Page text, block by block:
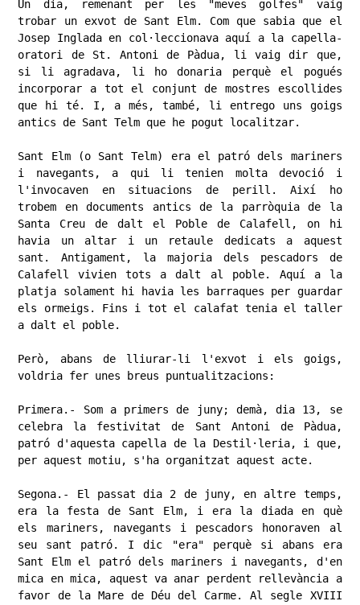
​Un dia, remenant per les "meves golfes" vaig
trobar un exvot de Sant Elm. Com que sabia que el
Josep Inglada en col·leccionava aquí a la capella-
oratori de St. Antoni de Pàdua, li vaig dir que,
si li agradava, li ho donaria perquè el pogués
incorporar a tot el conjunt de mostres escollides
que hi té. I, a més, també, li entrego uns goigs
antics de Sant Telm que he pogut localitzar.
​Sant Elm (o Sant Telm) era el patró dels mariners
i navegants, a qui li tenien molta devoció i
l'invocaven en situacions de perill. Així ho
trobem en documents antics de la parròquia de la
Santa Creu de dalt el Poble de Calafell, on hi
havia un altar i un retaule dedicats a aquest
sant. Antigament, la majoria dels pescadors de
Calafell vivien tots a dalt al poble. Aquí a la
platja solament hi havia les barraques per guardar
els ormeigs. Fins i tot el calafat tenia el taller
a dalt el poble.
​Però, abans de lliurar-li l'exvot i els goigs,
voldria fer unes breus puntualitzacions:
​Primera.- Som a primers de juny; demà, dia 13, se
celebra la festivitat de Sant Antoni de Pàdua,
patró d'aquesta capella de la Destil·leria, i que,
per aquest motiu, s'ha organitzat aquest acte.
​Segona.- El passat dia 2 de juny, en altre temps,
era la festa de Sant Elm, i era la diada en què
els mariners, navegants i pescadors honoraven al
seu sant patró. I dic "era" perquè si abans era
Sant Elm el patró dels mariners i navegants, d'en
mica en mica, aquest va anar perdent rellevància a
favor de la Mare de Déu del Carme. Al segle XVIII